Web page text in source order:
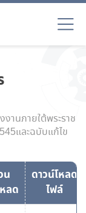
านภายใต้พระราช
และฉบับแก้ไข
น
ลด
ดาวน์โหลด
ไฟล์